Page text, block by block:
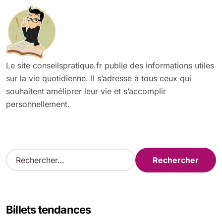
Le site conseilspratique.fr publie des informations utiles
sur la vie quotidienne. Il s’adresse à tous ceux qui
souhaitent améliorer leur vie et s’accomplir
personnellement.
R
e
rBillets tendances